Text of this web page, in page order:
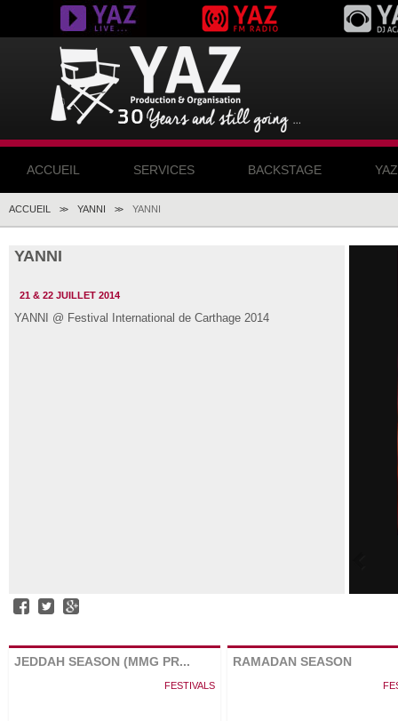
ACCUEIL SERVICES BACKSTAGE
ACCUEIL >> YANNI >> YANNI
YANNI
21 & 22 JUILLET 2014
YANNI @ Festival International de Carthage 2014
JEDDAH SEASON (MMG PR...
FESTIVALS
RAMADAN SEASON